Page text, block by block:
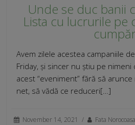
Unde se duc banii
Lista cu lucrurile pe
Avem zilele acestea campaniile
Friday, și sincer nu știu pe
acest “eveniment” fără să
net, să vădă ce reduceri[…]
November 14, 2021 / Fata Norocoasa